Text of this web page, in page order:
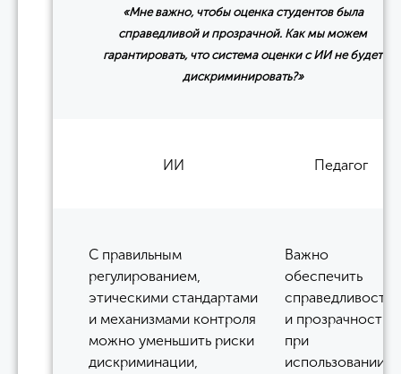
«Мне важно, чтобы оценка студентов была
справедливой и прозрачной. Как мы можем
гарантировать, что система оценки с ИИ не будет
дискриминировать?»
ИИ Педагог
С правильным
регулированием,
этическими стандартами
и механизмами контроля
можно уменьшить риски
дискриминации,
Важно
обеспечить
справедливость
и прозрачность
при
использовании